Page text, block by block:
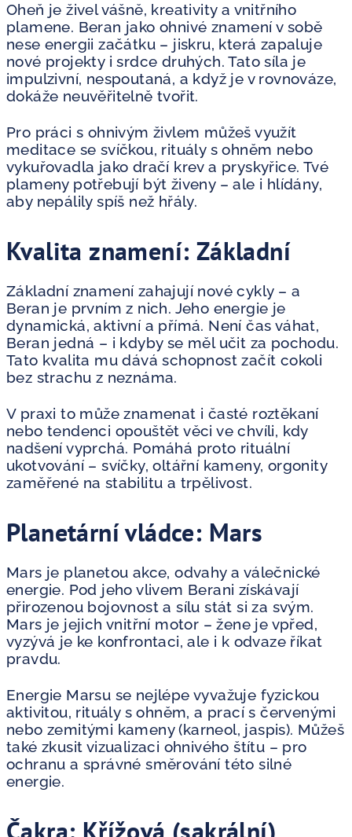
Oheň je živel vášně, kreativity a vnitřního
plamene. Beran jako ohnivé znamení v sobě
nese energii začátku – jiskru, která zapaluje
nové projekty i srdce druhých. Tato síla je
impulzivní, nespoutaná, a když je v rovnováze,
dokáže neuvěřitelně tvořit.
Pro práci s ohnivým živlem můžeš využít
meditace se svíčkou, rituály s ohněm nebo
vykuřovadla jako dračí krev a pryskyřice. Tvé
plameny potřebují být živeny – ale i hlídány,
aby nepálily spíš než hřály.
Kvalita znamení: Základní
Základní znamení zahajují nové cykly – a
Beran je prvním z nich. Jeho energie je
dynamická, aktivní a přímá. Není čas váhat,
Beran jedná – i kdyby se měl učit za pochodu.
Tato kvalita mu dává schopnost začít cokoli
bez strachu z neznáma.
V praxi to může znamenat i časté roztěkaní
nebo tendenci opouštět věci ve chvíli, kdy
nadšení vyprchá. Pomáhá proto rituální
ukotvování – svíčky, oltářní kameny, orgonity
zaměřené na stabilitu a trpělivost.
Planetární vládce: Mars
Mars je planetou akce, odvahy a válečnické
energie. Pod jeho vlivem Berani získávají
přirozenou bojovnost a sílu stát si za svým.
Mars je jejich vnitřní motor – žene je vpřed,
vyzývá je ke konfrontaci, ale i k odvaze říkat
pravdu.
Energie Marsu se nejlépe vyvažuje fyzickou
aktivitou, rituály s ohněm, a prací s červenými
nebo zemitými kameny (karneol, jaspis). Můžeš
také zkusit vizualizaci ohnivého štítu – pro
ochranu a správné směrování této silné
energie.